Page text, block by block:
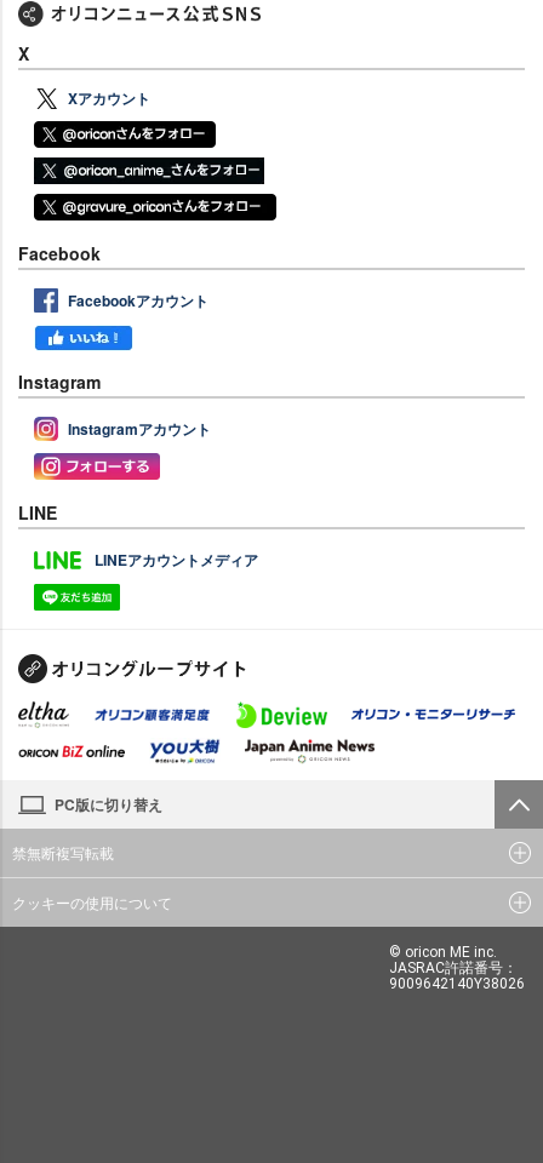
X
Xアカウント
Facebook
Facebookアカウント
Instagram
Instagramアカウント
LINE
LINEアカウントメディア
PC版に切り替え
禁無断複写転載
クッキーの使用について
© oricon ME inc.
JASRAC許諾番号：
9009642140Y38026